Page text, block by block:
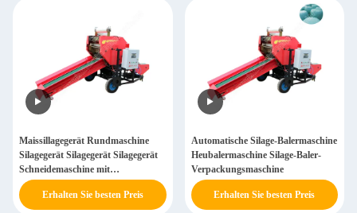
Maissillagegerät Rundmaschine
Silagegerät Silagegerät Silagegerät
Schneidemaschine mit
Balermaschine
Erhalten Sie besten Preis
Automatische Silage-Balermaschine
Heubalermaschine Silage-Baler-
Verpackungsmaschine
Erhalten Sie besten Preis